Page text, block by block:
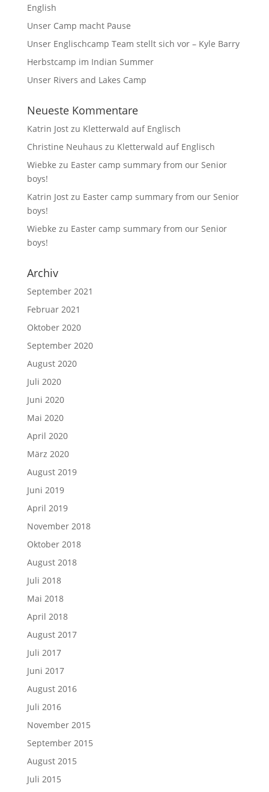
English
Unser Camp macht Pause
Unser Englischcamp Team stellt sich vor – Kyle Barry
Herbstcamp im Indian Summer
Unser Rivers and Lakes Camp
Neueste Kommentare
Katrin Jostzu Kletterwald auf Englisch
Christine Neuhaus zu Kletterwald auf Englisch
Wiebke zu Easter camp summary from our Senior
boys!
Katrin Jostzu Easter camp summary from our Senior
boys!
Wiebke zu Easter camp summary from our Senior
boys!
Archiv
September 2021
Februar 2021
Oktober 2020
September 2020
August 2020
Juli 2020
Juni 2020
Mai 2020
April 2020
März 2020
August 2019
Juni 2019
April 2019
November 2018
Oktober 2018
August 2018
Juli 2018
Mai 2018
April 2018
August 2017
Juli 2017
Juni 2017
August 2016
Juli 2016
November 2015
September 2015
August 2015
Juli 2015